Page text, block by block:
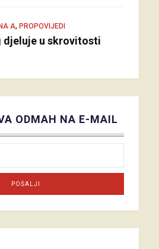
A, PROPOVIJEDI
djeluje u skrovitosti
ODMAH NA E-MAIL